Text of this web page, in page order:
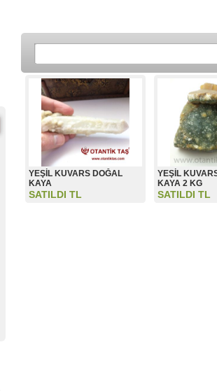
YEŞİL KUVARS DOĞAL
KAYA
SATILDI TL
YEŞİL
KAYA 2 KG
SATILDI TL